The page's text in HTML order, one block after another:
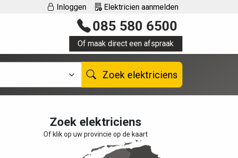
Inloggen Elektricien aanmelden
085 580 6500
Of maak direct een afspraak
Zoek elektriciens
Zoek elektriciens
Of klik op uw provincie op de kaart